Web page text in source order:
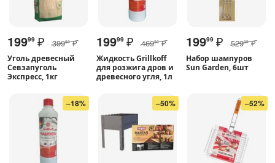
19999 ₽ 39999 ₽
Уголь древесный
Севзапуголь
Экспресс, 1кг
19999 ₽ 46999 ₽
Жидкость Grillkoff
для розжига дров и
древесного угля, 1л
19999 ₽ 52999 ₽
Набор шампуров
Sun Garden, 6шт
–18% –50% –52%